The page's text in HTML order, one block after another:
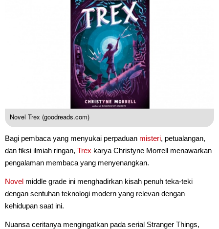
Novel Trex (goodreads.com)
Bagi pembaca yang menyukai perpaduan misteri, petualangan,
dan fiksi ilmiah ringan, Trex karya Christyne Morrell menawarkan
pengalaman membaca yang menyenangkan.
Novel middle grade ini menghadirkan kisah penuh teka-teki
dengan sentuhan teknologi modern yang relevan dengan
kehidupan saat ini.
Nuansa ceritanya mengingatkan pada serial Stranger Things,